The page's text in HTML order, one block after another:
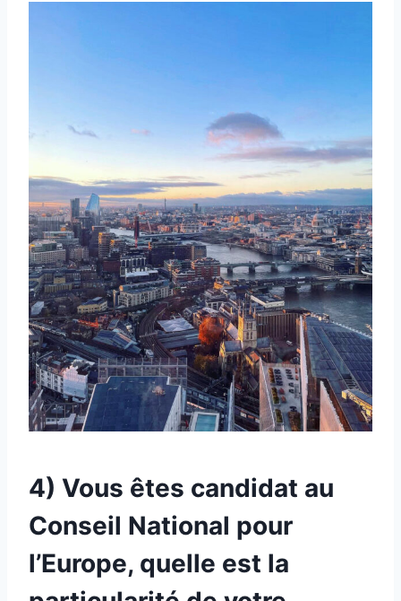
4) Vous êtes candidat au
Conseil National pour
l’Europe, quelle est la